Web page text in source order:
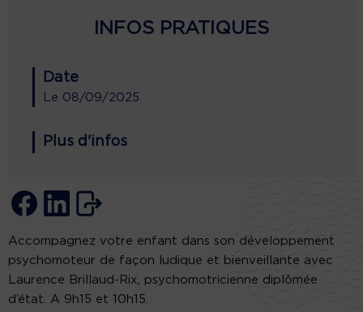
INFOS PRATIQUES
Date
Le 08/09/2025
Plus d'infos
Accompagnez votre enfant dans son développement
psychomoteur de façon ludique et bienveillante avec
Laurence Brillaud-Rix, psychomotricienne diplômée
d’état. A 9h15 et 10h15.